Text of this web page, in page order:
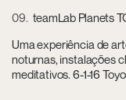
09 teamLab Planets
Uma experiência de
noturnas, instalações
meditativos. 6-1-16